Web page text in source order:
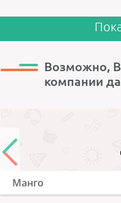
Возможно,
компании
Манго